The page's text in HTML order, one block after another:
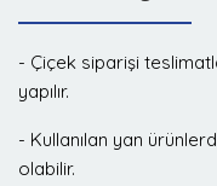
- Çiçek siparişi
yapılır.
- Kullanılan yan
olabilir.